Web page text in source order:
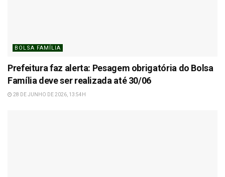
BOLSA FAMÍLIA
Prefeitura faz alerta: Pesagem obrigatória do Bolsa
Família deve ser realizada até 30/06
28 DE JUNHO DE 2026, 13:54H